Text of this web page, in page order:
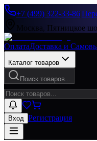
+7 (499) 322-33-86|
Москва, Пятницкое
ОплатаДоставка и
Каталог товаров
Поиск товаров...
Вход Регистрация